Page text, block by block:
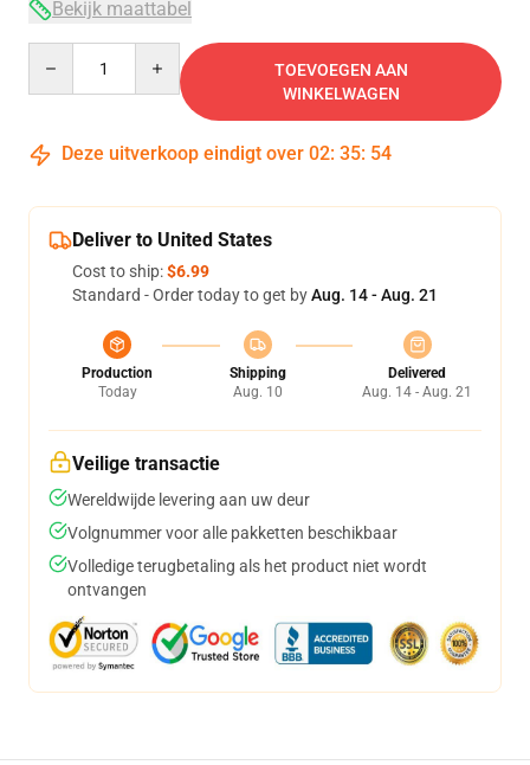
Bekijk maattabel
TOEVOEGEN AAN
WINKELWAGEN
Deze uitverkoop eindigt over 02: 35: 54
Deliver to United States
Cost to ship:$6.99
Standard - Order today to get byAug. 14 - Aug. 21
Production
Today
Shipping
Aug. 10
Delivered
Aug. 14 - Aug. 21
Veilige transactie
Wereldwijde levering aan uw deur
Volgnummer voor alle pakketten beschikbaar
Volledige terugbetaling als het product niet wordt
ontvangen